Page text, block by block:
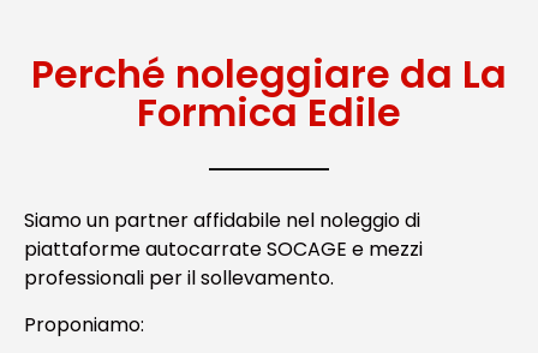
Perché noleggiare da La
Formica Edile
Siamo un partner affidabile nel noleggio di
piattaforme autocarrate SOCAGE e mezzi
professionali per il sollevamento.
Proponiamo: